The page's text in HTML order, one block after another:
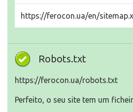
https://ferocon.ua/en/
Robots.txt
https://ferocon.ua/robots.txt
Perfeito, o seu site tem um